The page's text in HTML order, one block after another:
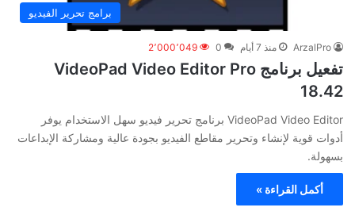
برامج تحرير الفيديو
ArzalPro منذ 7 أيام 0 2٬000٬049
تفعيل برنامج VideoPad Video Editor Pro
18.42
VideoPad Video Editor برنامج تحرير فيديو سهل الاستخدام يوفر
أدوات قوية لإنشاء وتحرير مقاطع الفيديو بجودة عالية ومشاركة الإبداعات
بسهولة.
أكمل القراءة »